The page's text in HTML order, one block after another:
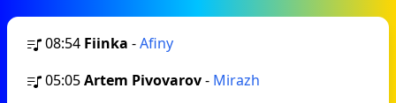
08:54 Fiinka -Afiny
05:05Artem Pivovarov- Mirazh